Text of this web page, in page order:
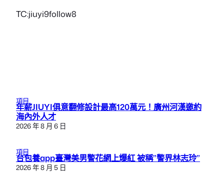
TC:jiuyi9follow8
項目
年薪JIUYI俱意翻修設計最高120萬元！廣州河漢邀約
海內外人才
2026 年 8 月 6 日
項目
台包養app臺灣美男警花網上爆紅 被稱”警界林志玲”
2026 年 8 月 5 日